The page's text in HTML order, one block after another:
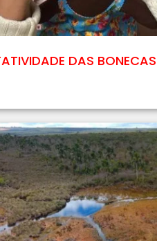
DAS BONECAS